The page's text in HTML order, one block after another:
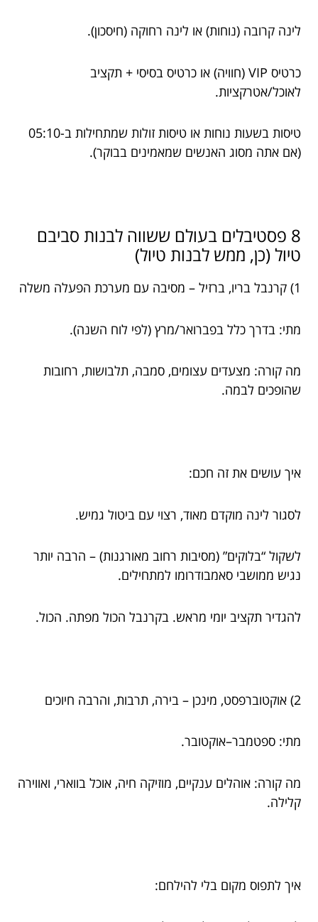
לינה קרובה (נוחות) או לינה רחוקה (חיסכון).
כרטיס VIP (חוויה) או כרטיס בסיסי + תקציב
לאוכל/אטרקציות.
טיסות בשעות נוחות או טיסות זולות שמתחילות ב-05:10
(אם אתה מסוג האנשים שמאמינים בבוקר).
8 פסטיבלים בעולם ששווה לבנות סביבם
טיול (כן, ממש לבנות טיול)
1) קרנבל בריו, ברזיל – מסיבה עם מערכת הפעלה משלה
מתי: בדרך כלל בפברואר/מרץ (לפי לוח השנה).
מה קורה: מצעדים עצומים, סמבה, תלבושות, רחובות
שהופכים לבמה.
איך עושים את זה חכם:
לסגור לינה מוקדם מאוד, רצוי עם ביטול גמיש.
לשקול “בלוקים” (מסיבות רחוב מאורגנות) – הרבה יותר
נגיש ממושבי סאמבודרומו למתחילים.
להגדיר תקציב יומי מראש. בקרנבל הכול מפתה. הכול.
2) אוקטוברפסט, מינכן – בירה, תרבות, והרבה חיוכים
מתי: ספטמבר–אוקטובר.
מה קורה: אוהלים ענקיים, מוזיקה חיה, אוכל בווארי, ואווירה
קלילה.
איך לתפוס מקום בלי להילחם: